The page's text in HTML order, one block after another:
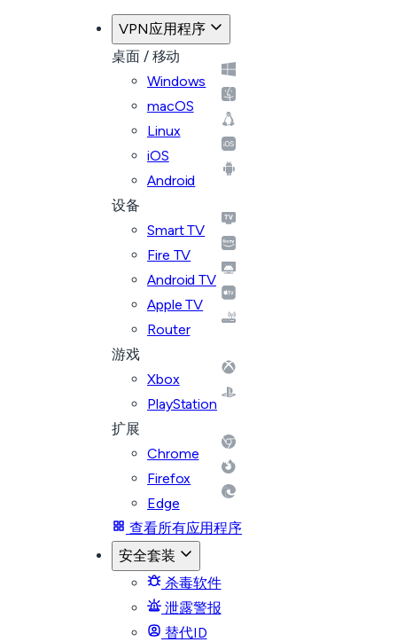
VPN应用程序
桌面 / 移动
Windows
macOS
Linux
iOS
Android
设备
Smart TV
Fire TV
Android TV
Apple TV
Router
游戏
Xbox
PlayStation
扩展
Chrome
Firefox
Edge
查看所有应用程序
安全套装
杀毒软件
泄露警报
替代ID